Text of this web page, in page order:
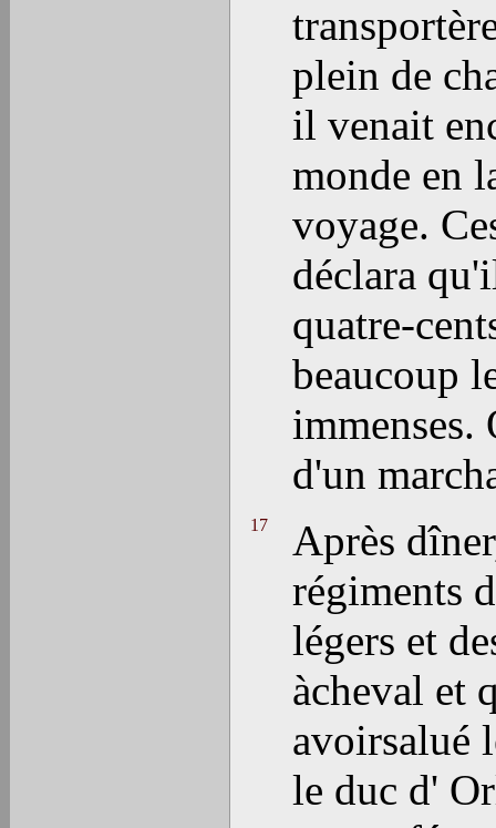
plein de
il venait
monde en
voyage.
déclara
quatre-
beaucoup
immenses.
d'un
17
Après
régiments
légers et
àcheval et
avoirsalué
le duc d'